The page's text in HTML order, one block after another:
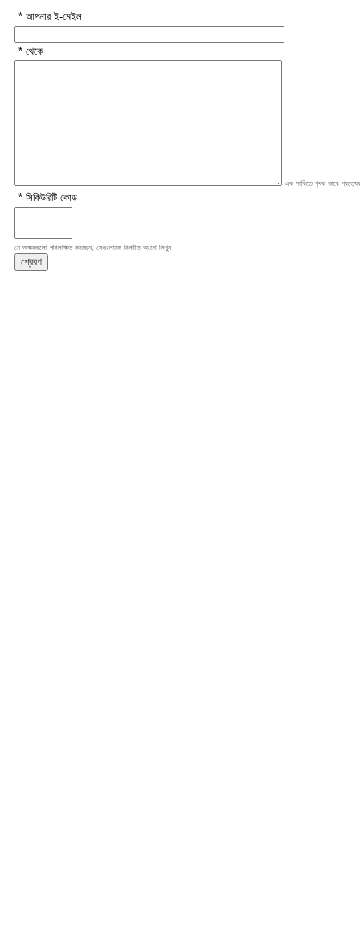
* আপনার ই-মেইল
* থেকে
এক সারিতে পৃথক ভাবে
* সিকিউরিটি কোড
যে অক্ষরগুলো পরিলক্ষিত করছেন, সেগুলোকে বিপরীত অংশে লিখুন